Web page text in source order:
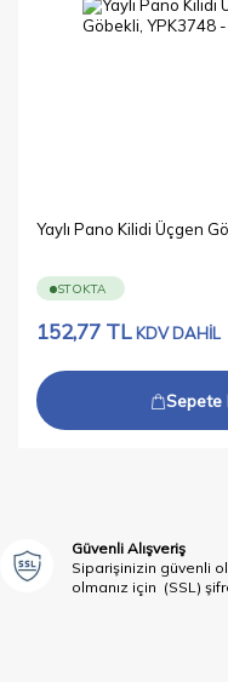
Yaylı Pano Kilidi Üçgen
STOKTA
152,77 TL KDV DAHİL
Sepete
Güvenli Alışveriş
Siparişinizin güvenli
olmanız için (SSL)